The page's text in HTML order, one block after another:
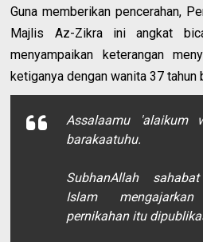
Guna memberikan pencerahan,
Majlis Az-Zikra ini angkat
menyampaikan keterangan
ketiganya dengan wanita 37 tahun
Assalaamu 'alaikum
barakaatuhu.
SubhanAllah
Islam
pernikahan itu